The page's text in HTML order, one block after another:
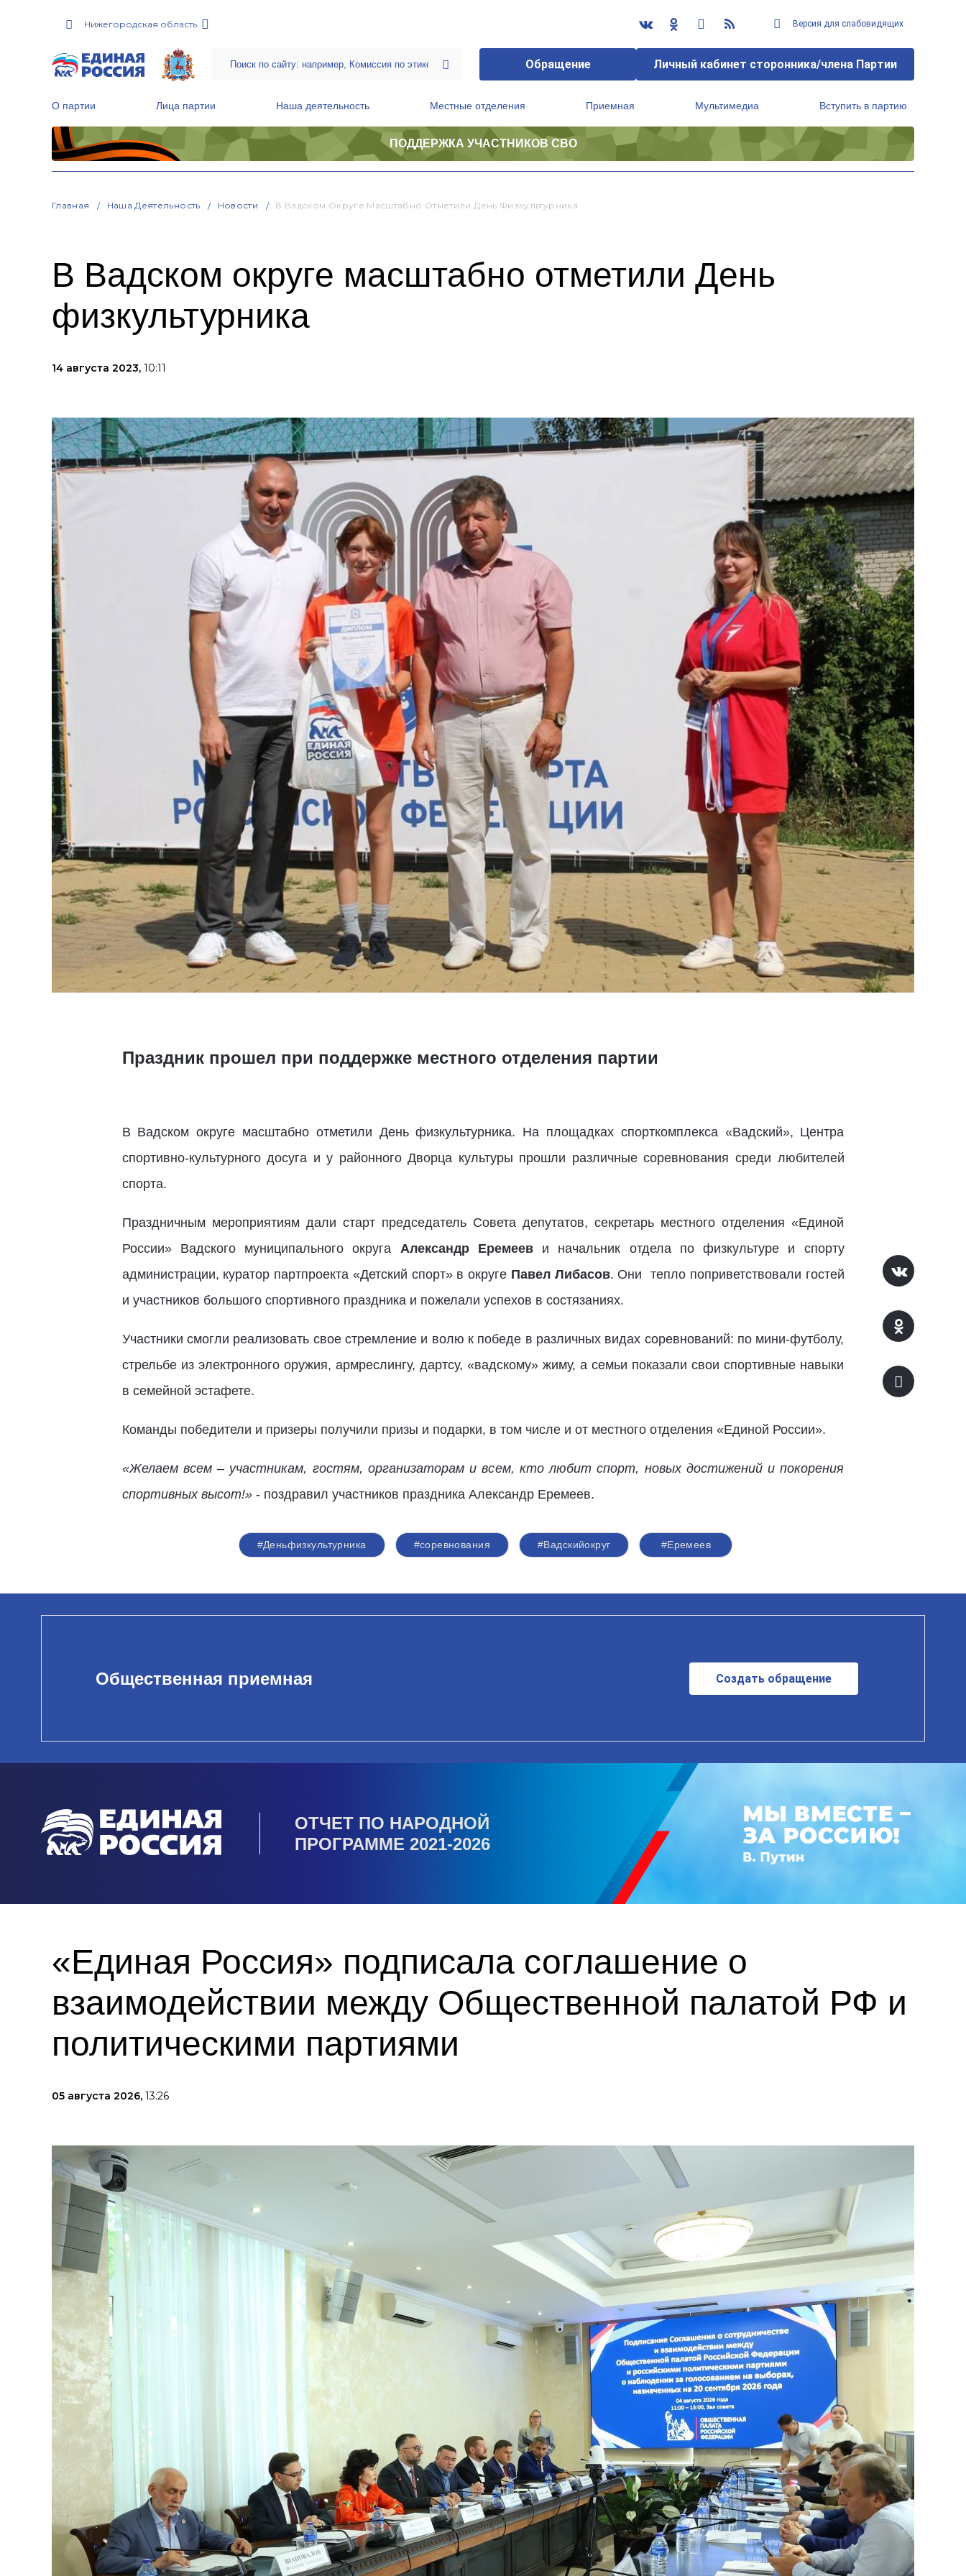
Нижегородская область Версия для слабовидящих
Обращение Личный кабинет сторонника/члена Партии
О партии Лица партии Наша деятельность Местные отделения Приемная Мультимедиа Вступить в партию
ПОДДЕРЖКА УЧАСТНИКОВ СВО
Главная Наша Деятельность Новости В Вадском Округе Масштабно Отметили День Физкультурника
В Вадском округе масштабно отметили День
физкультурника
14 августа 2023, 10:11
Праздник прошел при поддержке местного отделения партии
В Вадском округе масштабно отметили День физкультурника. На площадках спорткомплекса «Вадский», Центра
спортивно-культурного досуга и у районного Дворца культуры прошли различные соревнования среди любителей
спорта.
Праздничным мероприятиям дали старт председатель Совета депутатов, секретарь местного отделения «Единой
России» Вадского муниципального округа Александр Еремееви начальник отдела по физкультуре и спорту
администрации, куратор партпроекта «Детский спорт» в округе Павел Либасов. Они
тепло поприветствовали гостей
и участников большого спортивного праздника и пожелали успехов в состязаниях.
Участники смогли реализовать свое стремление и волю к победе в различных видах соревнований: по мини-футболу,
стрельбе из электронного оружия, армреслингу, дартсу, «вадскому» жиму, а семьи показали свои спортивные навыки
в семейной эстафете.
Команды победители и призеры получили призы и подарки, в том числе и от местного отделения «Единой России».
«Желаем всем – участникам, гостям, организаторам и всем, кто любит спорт, новых достижений и покорения
спортивных высот!»- поздравил участников праздника Александр Еремеев.
#Деньфизкультурника #соревнования #Вадскийокруг #Еремеев
Общественная приемная Создать обращение
ОТЧЕТ ПО НАРОДНОЙ
ПРОГРАММЕ 2021-2026
«Единая Россия» подписала соглашение о
взаимодействии между Общественной палатой РФ и
политическими партиями
05 августа 2026, 13:26